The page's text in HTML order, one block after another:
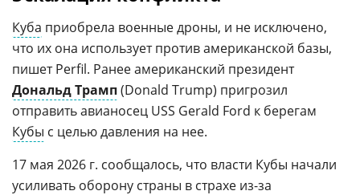
Куба приобрела военные дроны, и не исключено,
что их она использует против американской базы,
пишет Perfil. Ранее американский президент
Дональд Трамп(Donald Trump) пригрозил
отправить авианосец USS Gerald Ford к берегам
Кубы с целью давления на нее.
17 мая 2026 г. сообщалось, что власти Кубы начали
усиливать оборону страны в страхе из-за